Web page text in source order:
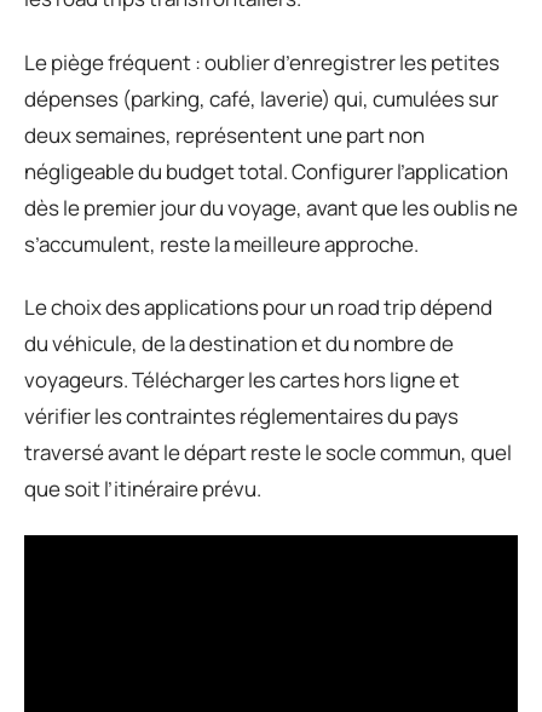
Le piège fréquent : oublier d’enregistrer les petites
dépenses (parking, café, laverie) qui, cumulées sur
deux semaines, représentent une part non
négligeable du budget total. Configurer l’application
dès le premier jour du voyage, avant que les oublis ne
s’accumulent, reste la meilleure approche.
Le choix des applications pour un road trip dépend
du véhicule, de la destination et du nombre de
voyageurs. Télécharger les cartes hors ligne et
vérifier les contraintes réglementaires du pays
traversé avant le départ reste le socle commun, quel
que soit l’itinéraire prévu.